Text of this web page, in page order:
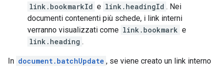
link.bookmarkId e link.headingId . Nei
documenti contenenti più schede, i link interni
verranno visualizzati come link.bookmark e
link.heading .
In document.batchUpdate , se viene creato un link interno